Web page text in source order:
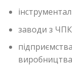
заводи з
виробництва